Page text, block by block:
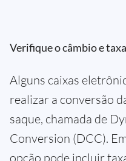
Verifique o câmbio e
Alguns caixas
realizar a conversão
saque, chamada de
Conversion (DCC).
opção pode incluir